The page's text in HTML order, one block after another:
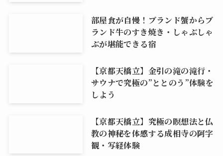
部屋食が自慢！ブランド蟹からブ
ランド牛のすき焼き・しゃぶしゃ
ぶが堪能できる宿
【京都天橋立】金引の滝の滝行・
サウナで究極の”ととのう”体験を
しよう
【京都天橋立】究極の瞑想法と仏
教の神秘を体感する成相寺の阿字
観・写経体験